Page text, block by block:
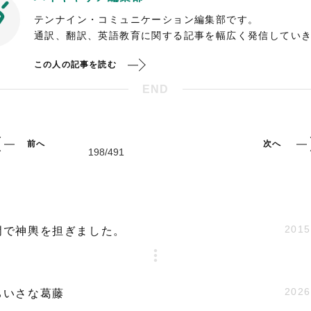
テンナイン・コミュニケーション編集部です。
通訳、翻訳、英語教育に関する記事を幅広く発信していき
この人の記事を読む
END
前へ 次へ
神輿を担ぎました。
いさな葛藤